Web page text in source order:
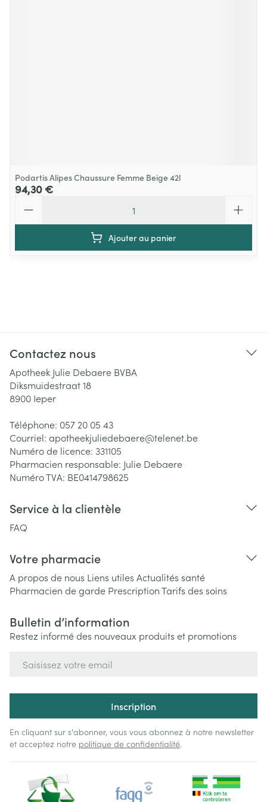
Podartis Alipes Chaussure Femme Beige 42l
94,30 €
Ajouter au panier
Contactez nous
Apotheek Julie Debaere BVBA
Diksmuidestraat 18
8900 Ieper
Téléphone: 057 20 05 43
Courriel: apotheekjuliedebaere@telenet.be
Numéro de licence: 331105
Pharmacien responsable: Julie Debaere
Numéro TVA: BE0414798625
Service à la clientèle
FAQ
Votre pharmacie
A propos de nous Liens utiles Actualités santé
Pharmacien de garde PrescriptionTarifs des soins
Bulletin d’information
Restez informé des nouveaux produits et promotions
Inscription
En cliquant sur s'abonner, vous vous abonnez à notre newsletter
et acceptez notre politique de confidentialité.